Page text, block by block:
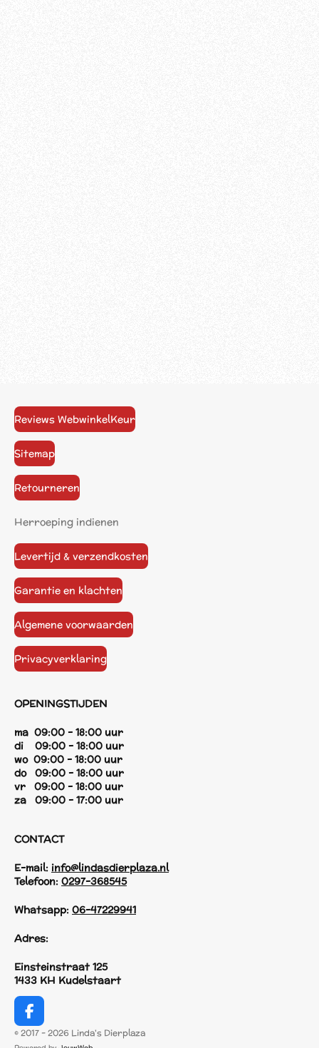
Reviews WebwinkelKeur
Sitemap
Retourneren
Herroeping indienen
Levertijd & verzendkosten
Garantie en klachten
Algemene voorwaarden
Privacyverklaring
OPENINGSTIJDEN
ma 09:00 - 18:00 uur
di 09:00 - 18:00 uur
wo 09:00 - 18:00 uur
do 09:00 - 18:00 uur
vr 09:00 - 18:00 uur
za 09:00 - 17:00 uur
CONTACT
E-mail: info@lindasdierplaza.nl
Telefoon: 0297-368545
Whatsapp: 06-47229941
Adres:
Einsteinstraat 125
1433 KH Kudelstaart
F
a
c
© 2017 - 2026 Linda's Dierplaza